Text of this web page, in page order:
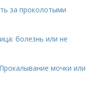
за проколотыми
болезнь или не
мочки или